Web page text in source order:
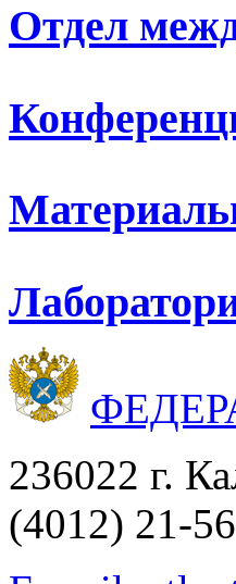
Отдел
236022 г.
(4012) 21-